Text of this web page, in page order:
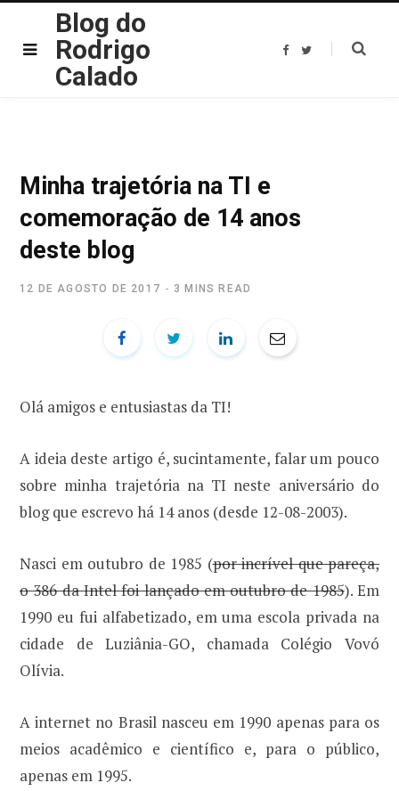
Blog do
Rodrigo
Calado
F
T
Minha trajetória na TI e
comemoração de 14 anos
deste blog
12 DE AGOSTO DE 2017 3 MINS READ
Olá amigos e entusiastas da TI!
A ideia deste artigo é, sucintamente, falar um pouco
sobre minha trajetória na TI neste aniversário do
blog que escrevo há 14 anos (desde 12-08-2003).
Nasci em outubro de 1985 (por incrível que pareça,
o 386 da Intel foi lançado em outubro de 1985). Em
1990 eu fui alfabetizado, em uma escola privada na
cidade de Luziânia-GO, chamada Colégio Vovó
Olívia.
A internet no Brasil nasceu em 1990 apenas para os
meios acadêmico e científico e, para o público,
apenas em 1995.